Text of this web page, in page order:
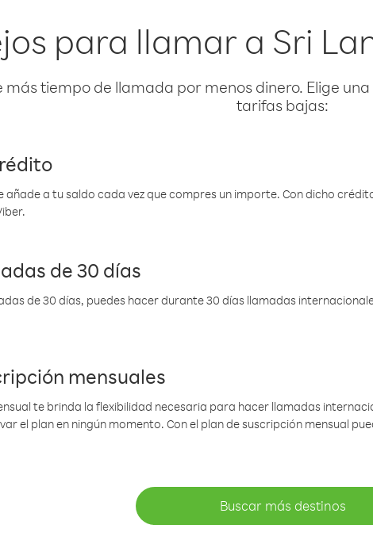
para llamar a Sri
más tiempo de llamada por menos dinero. Elige
tarifas bajas:
añade a tu saldo cada vez que compres un importe. Con dicho
de 30 días
de 30 días, puedes hacer durante 30 días llamadas
mensuales
te brinda la flexibilidad necesaria para hacer llamadas
el plan en ningún momento. Con el plan de suscripción mensual
Buscar más destinos